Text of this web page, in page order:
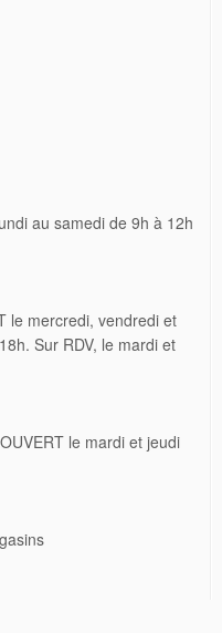
au samedi de 9h à 12h
le mercredi, vendredi et
Sur RDV, le mardi et
le mardi et jeudi